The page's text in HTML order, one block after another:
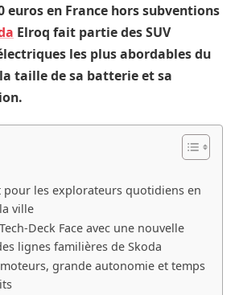
euros en France hors subventions
Elroq fait partie des SUV
les plus abordables du
taille de sa batterie et sa
pour les explorateurs quotidiens en
ville
Deck Face avec une nouvelle
lignes familières de Skoda
grande autonomie et temps